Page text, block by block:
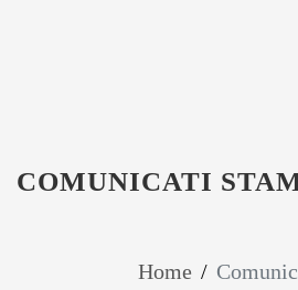
COMUNICATI
Home /